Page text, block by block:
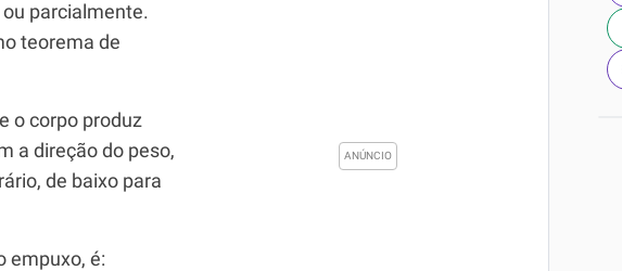
parcialmente.
teorema de
o corpo produz
a direção do peso,
de baixo para
empuxo, é: